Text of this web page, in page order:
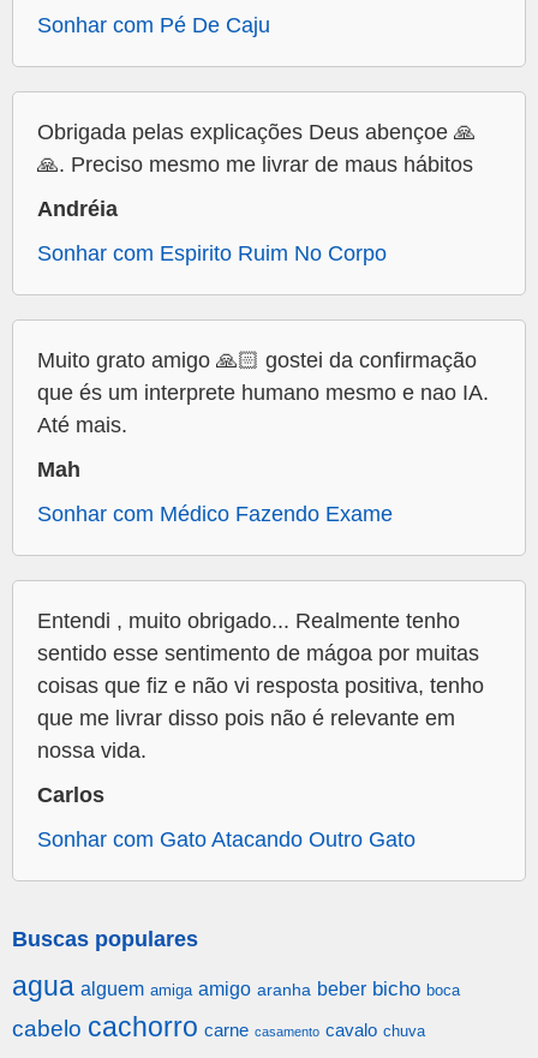
Sonhar com Pé De Caju
Obrigada pelas explicações Deus abençoe 🙏
🙏. Preciso mesmo me livrar de maus hábitos
Andréia
Sonhar com Espirito Ruim No Corpo
Muito grato amigo 🙏🏻 gostei da confirmação
que és um interprete humano mesmo e nao IA.
Até mais.
Mah
Sonhar com Médico Fazendo Exame
Entendi , muito obrigado... Realmente tenho
sentido esse sentimento de mágoa por muitas
coisas que fiz e não vi resposta positiva, tenho
que me livrar disso pois não é relevante em
nossa vida.
Carlos
Sonhar com Gato Atacando Outro Gato
Buscas populares
agua alguem amiga amigo aranha beber bicho boca
cabelo cachorro carne casamento cavalo chuva